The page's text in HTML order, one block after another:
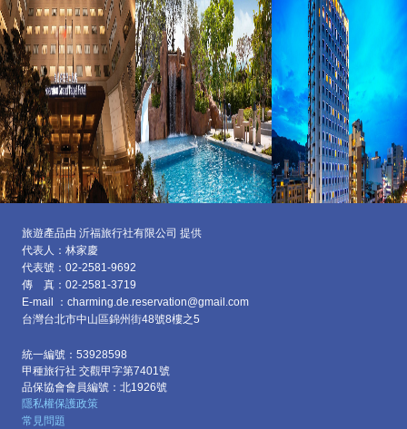
旅遊產品由 沂福旅行社有限公司 提供
代表人：林家慶
代表號：02-2581-9692
傳 真：02-2581-3719
E-mail ：charming.de.reservation@gmail.com
台灣台北市中山區錦州街48號8樓之5
統一編號：53928598
甲種旅行社 交觀甲字第7401號
品保協會會員編號：北1926號
隱私權保護政策
常見問題